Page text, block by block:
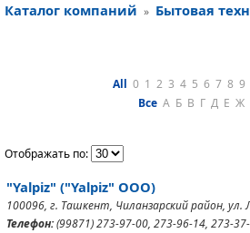
Каталог компаний » Бытовая
All 0 1 2 3 4 5 6 7 8 9
Все А Б В Г Д Е Ж
Отображать по:
"Yalpiz" ("Yalpiz" ООО)
100096, г. Ташкент, Чиланзарский район, ул.
Телефон:(99871) 273-97-00, 273-96-14, 273-